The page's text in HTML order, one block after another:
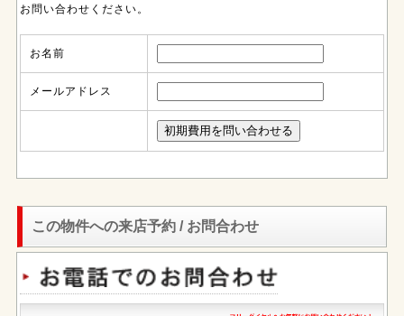
お問い合わせください。
お名前
メールアドレス
この物件への来店予約 / お問合わせ